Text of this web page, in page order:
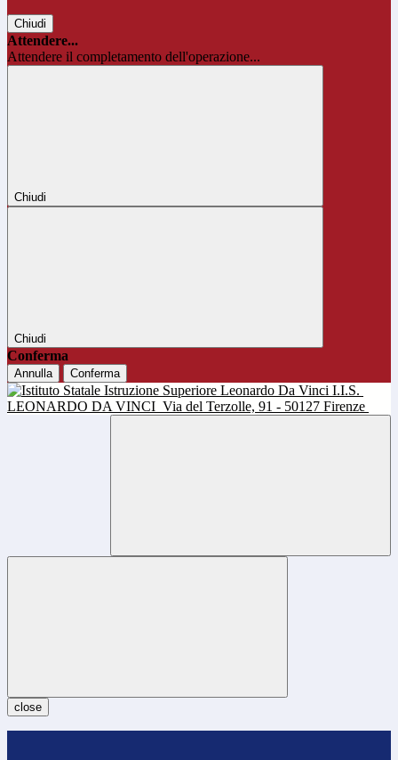
Chiudi
Attendere...
Attendere il completamento dell'operazione...
Chiudi
Chiudi
Conferma
Annulla Conferma
I.I.S.
LEONARDO DA VINCI Via del Terzolle, 91 - 50127 Firenze
close